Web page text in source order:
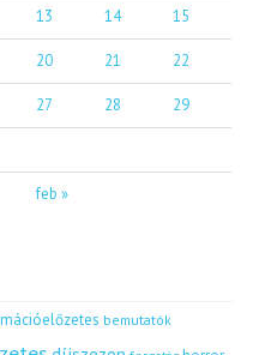
feb »
13 14 15
20 21 22
27 28 29
bemutatók